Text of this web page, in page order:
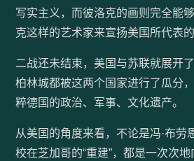
写实主义，而彼洛克的画则完全能
克这样的艺术家来宣扬美国所代表
二战还未结束，美国与苏联就展开
柏林城都被这两个国家进行了瓜分
粹德国的政治、军事、文化遗产。
从美国的角度来看，不论是冯·布
校在芝加哥的“重建”，都是一次次